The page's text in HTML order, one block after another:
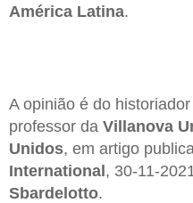
América Latina.
A opinião é do
professor da Villanova
Unidos, em artigo
International, 30-11-
Sbardelotto.